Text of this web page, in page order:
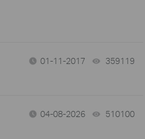
01-11-2017 359119
04-08-2026 510100